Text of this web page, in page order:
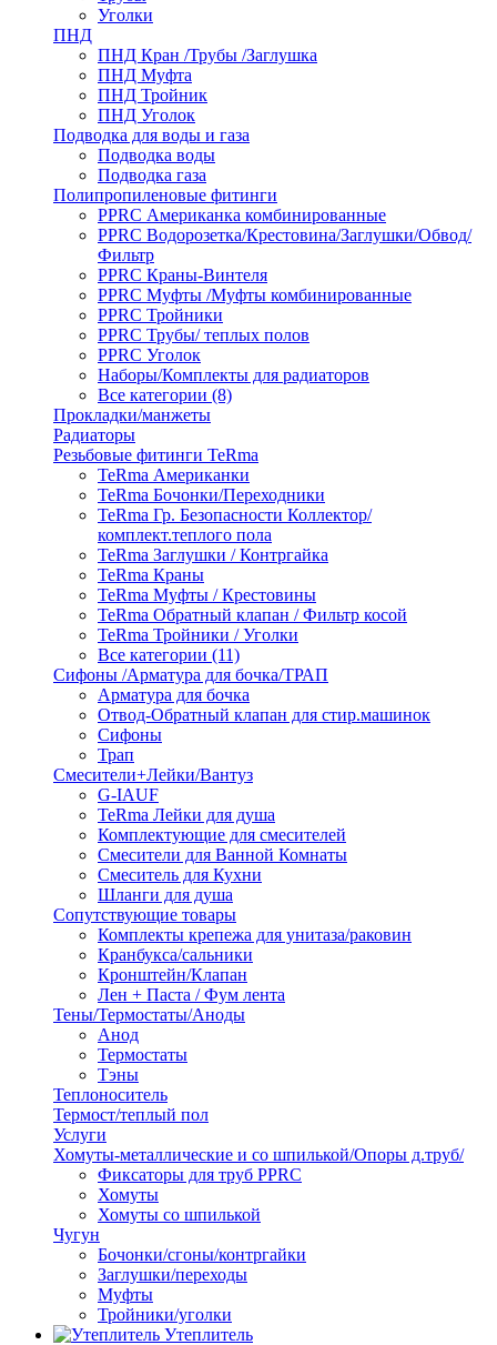
Уголки
ПНД
ПНД Кран /Трубы /Заглушка
ПНД Муфта
ПНД Тройник
ПНД Уголок
Подводка для воды и газа
Подводка воды
Подводка газа
Полипропиленовые фитинги
PPRC Американка комбинированные
PPRC Водорозетка/Крестовина/Заглушки/Обвод/
Фильтр
PPRC Краны-Винтеля
PPRC Муфты /Муфты комбинированные
PPRC Тройники
PPRC Трубы/ теплых полов
PPRC Уголок
Наборы/Комплекты для радиаторов
Все категории (8)
Прокладки/манжеты
Радиаторы
Резьбовые фитинги TeRma
TeRma Американки
TeRma Бочонки/Переходники
TeRma Гр. Безопасности Коллектор/
комплект.теплого пола
TeRma Заглушки / Контргайка
TeRma Краны
TeRma Муфты / Крестовины
TeRma Обратный клапан / Фильтр косой
TeRma Тройники / Уголки
Все категории (11)
Сифоны /Арматура для бочка/ТРАП
Арматура для бочка
Отвод-Обратный клапан для стир.машинок
Сифоны
Трап
Смесители+Лейки/Вантуз
G-IAUF
TeRma Лейки для душа
Комплектующие для смесителей
Смесители для Ванной Комнаты
Смеситель для Кухни
Шланги для душа
Сопутствующие товары
Комплекты крепежа для унитаза/раковин
Кранбукса/сальники
Кронштейн/Клапан
Лен + Паста / Фум лента
Тены/Термостаты/Аноды
Анод
Термостаты
Тэны
Теплоноситель
Термост/теплый пол
Услуги
Хомуты-металлические и со шпилькой/Опоры д.труб/
Фиксаторы для труб PPRC
Хомуты
Хомуты со шпилькой
Чугун
Бочонки/сгоны/контргайки
Заглушки/переходы
Муфты
Тройники/уголки
Утеплитель